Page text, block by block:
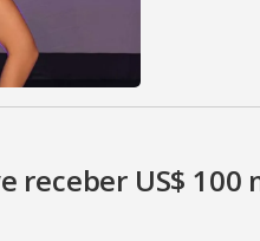
receber US$